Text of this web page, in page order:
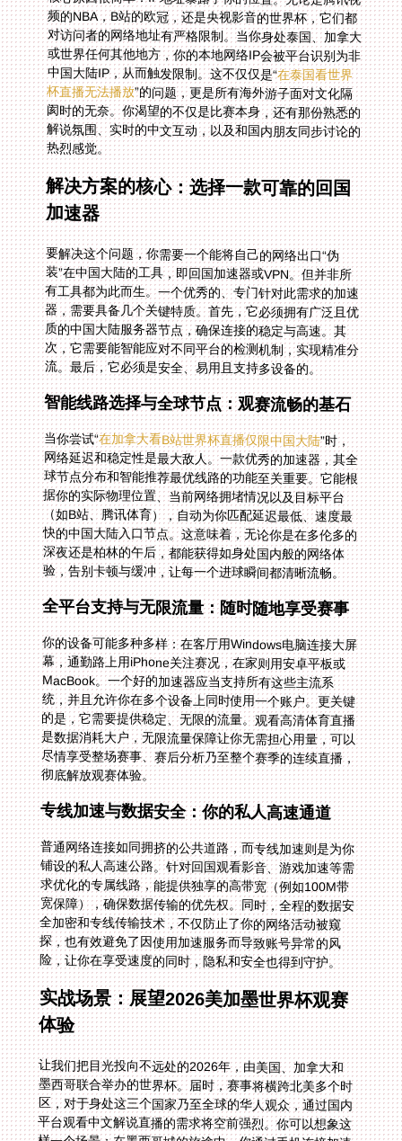
中国大陆IP，从而触发限制。这不仅仅是“在泰国看世界
杯直播无法播放”的问题，更是所有海外游子面对文化隔
阂时的无奈。你渴望的不仅是比赛本身，还有那份熟悉的
解说氛围、实时的中文互动，以及和国内朋友同步讨论的
热烈感觉。
解决方案的核心：选择一款可靠的回国
加速器
要解决这个问题，你需要一个能将自己的网络出口“伪
装”在中国大陆的工具，即回国加速器或VPN。但并非所
有工具都为此而生。一个优秀的、专门针对此需求的加速
器，需要具备几个关键特质。首先，它必须拥有广泛且优
质的中国大陆服务器节点，确保连接的稳定与高速。其
次，它需要能智能应对不同平台的检测机制，实现精准分
流。最后，它必须是安全、易用且支持多设备的。
智能线路选择与全球节点：观赛流畅的基石
当你尝试“在加拿大看B站世界杯直播仅限中国大陆”时，
网络延迟和稳定性是最大敌人。一款优秀的加速器，其全
球节点分布和智能推荐最优线路的功能至关重要。它能根
据你的实际物理位置、当前网络拥堵情况以及目标平台
（如B站、腾讯体育），自动为你匹配延迟最低、速度最
快的中国大陆入口节点。这意味着，无论你是在多伦多的
深夜还是柏林的午后，都能获得如身处国内般的网络体
验，告别卡顿与缓冲，让每一个进球瞬间都清晰流畅。
全平台支持与无限流量：随时随地享受赛事
你的设备可能多种多样：在客厅用Windows电脑连接大屏
幕，通勤路上用iPhone关注赛况，在家则用安卓平板或
MacBook。一个好的加速器应当支持所有这些主流系
统，并且允许你在多个设备上同时使用一个账户。更关键
的是，它需要提供稳定、无限的流量。观看高清体育直播
是数据消耗大户，无限流量保障让你无需担心用量，可以
尽情享受整场赛事、赛后分析乃至整个赛季的连续直播，
彻底解放观赛体验。
专线加速与数据安全：你的私人高速通道
普通网络连接如同拥挤的公共道路，而专线加速则是为你
铺设的私人高速公路。针对回国观看影音、游戏加速等需
求优化的专属线路，能提供独享的高带宽（例如100M带
宽保障），确保数据传输的优先权。同时，全程的数据安
全加密和专线传输技术，不仅防止了你的网络活动被窥
探，也有效避免了因使用加速服务而导致账号异常的风
险，让你在享受速度的同时，隐私和安全也得到守护。
实战场景：展望2026美加墨世界杯观赛
体验
让我们把目光投向不远处的2026年，由美国、加拿大和
墨西哥联合举办的世界杯。届时，赛事将横跨北美多个时
区，对于身处这三个国家乃至全球的华人观众，通过国内
平台观看中文解说直播的需求将空前强烈。你可以想象这
样一个场景：在墨西哥城的旅途中，你通过手机连接加速
器，智能线路瞬间为你匹配到上海的最优节点，稳定无限
流量保障下，你在央视频APP上流畅观看中国队（如果晋
级）的比赛，中文解说声声入耳，仿佛从未离开家乡。这